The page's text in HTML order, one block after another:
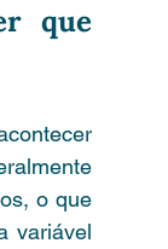
que
o que
variável